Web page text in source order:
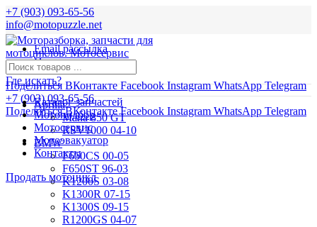
+7 (903) 093-65-56
info@motopuzzle.net
Email рассылка
Новости
Поделиться ВКонтакте Facebook Instagram WhatsApp Telegram
+7 (903) 093-65-56
Поделиться ВКонтакте Facebook Instagram WhatsApp Telegram
Где искать?
Aprilia
Mana 850 GT
RSV1000 04-10
BMW
F650CS 00-05
F650ST 96-03
K1200S 03-08
K1300R 07-15
K1300S 09-15
R1200GS 04-07
Каталог запчастей
Мотоподбор
Мотосервис
Мотоэвакуатор
Контакты
Продать мотоцикл